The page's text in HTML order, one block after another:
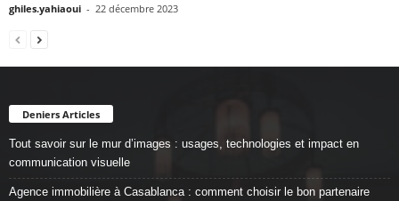
ghiles.yahiaoui - 22 décembre 2023
Deniers Articles
Tout savoir sur le mur d’images : usages, technologies et impact en
communication visuelle
Agence immobilière à Casablanca : comment choisir le bon partenaire